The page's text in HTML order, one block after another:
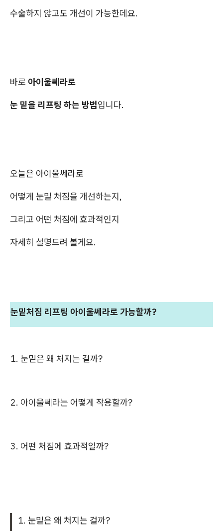
수술하지 않고도 개선이 가능한데요.
바로 아이울쎄라로
눈 밑을 리프팅 하는 방법입니다.
오늘은 아이울쎄라로
어떻게 눈밑 처짐을 개선하는지,
그리고 어떤 처짐에 효과적인지
자세히 설명드려 볼게요.
눈밑처짐 리프팅 아이울쎄라로 가능할까?
1. 눈밑은 왜 처지는 걸까?
2. 아이울쎄라는 어떻게 작용할까?
3. 어떤 처짐에 효과적일까?
1. 눈밑은 왜 처지는 걸까?